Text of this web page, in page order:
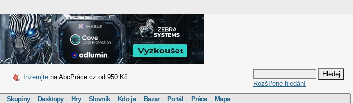
Inzerujte na AbcPráce.cz od 950 Kč
Rozšířené hledání
Skupiny Desktopy Hry Slovník Kdo je Bazar Portál Práce Mapa